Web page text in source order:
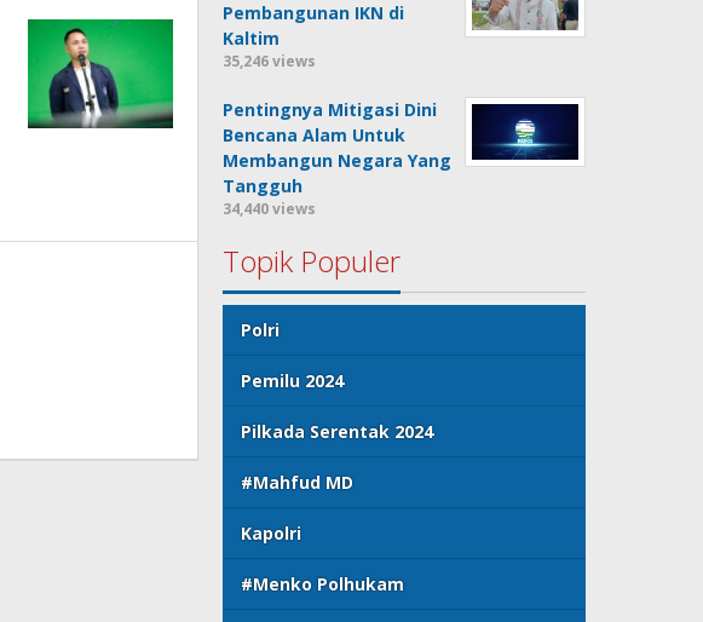
Pembangunan IKN di
Kaltim
35,246 views
Pentingnya Mitigasi Dini
Bencana Alam Untuk
Membangun Negara Yang
Tangguh
34,440 views
Topik Populer
Polri
Pemilu 2024
Pilkada Serentak 2024
#Mahfud MD
Kapolri
#Menko Polhukam